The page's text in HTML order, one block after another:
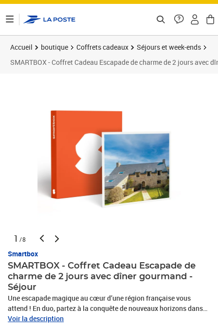
Accueil boutique Coffrets cadeaux
Séjours et week-ends
SMARTBOX - Coffret Cadeau Escapade de charme de 2 jours avec
1 /8
Smartbox
SMARTBOX - Coffret Cadeau Escapade de
charme de 2 jours avec dîner gourmand -
Séjour
Une escapade magique au cœur d’une région française vous
attend ! En duo, partez à la conquête de nouveaux horizons dans
l’Hexagone lors d’une parenthèse inoubliable d’une nuit au sein
Voir la description